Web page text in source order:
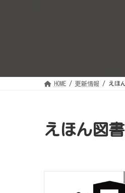
HOME 更新情報 えほ
えほん図